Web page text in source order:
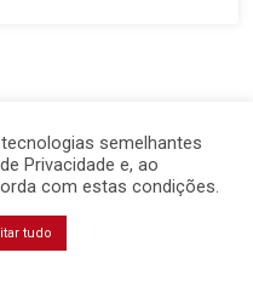
semelhantes
Privacidade e, ao
com estas condições.
tudo